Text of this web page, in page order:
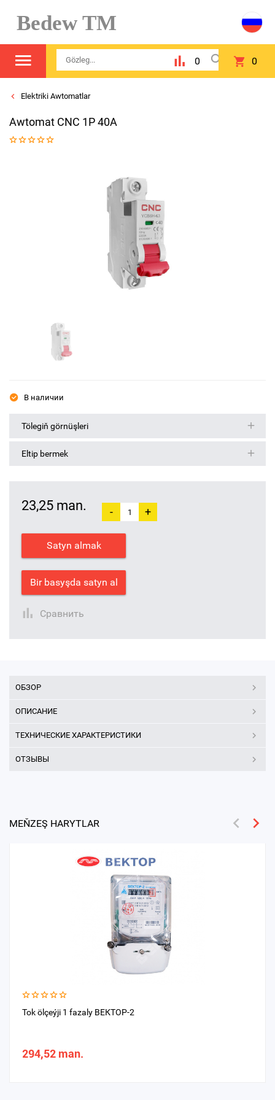
Bedew TM
0 0
Elektriki Awtomatlar
Awtomat CNC 1P 40A
В наличии
Tölegiň görnüşleri
Eltip bermek
23,25 man. - +
Satyn almak
Bir basyşda satyn al
Сравнить
ОБЗОР
ОПИСАНИЕ
ТЕХНИЧЕСКИЕ ХАРАКТЕРИСТИКИ
ОТЗЫВЫ
MEŇZEŞ HARYTLAR
Tok ölçeýji 1 fazaly ВЕКТОР-2
294,52 man.